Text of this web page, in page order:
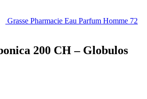
Grasse Pharmacie Eau Parfum Homme 72
200 CH – Globulos